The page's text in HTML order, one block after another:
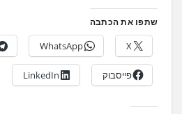
שתפו את הכתבה
X
WhatsApp
פייסבוק LinkedIn